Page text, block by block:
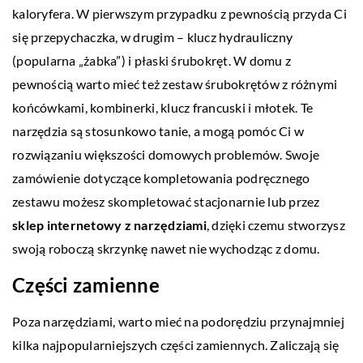
kaloryfera. W pierwszym przypadku z pewnością przyda Ci
się przepychaczka, w drugim – klucz hydrauliczny
(popularna „żabka”) i płaski śrubokręt. W domu z
pewnością warto mieć też zestaw śrubokrętów z różnymi
końcówkami, kombinerki, klucz francuski i młotek. Te
narzędzia są stosunkowo tanie, a mogą pomóc Ci w
rozwiązaniu większości domowych problemów. Swoje
zamówienie dotyczące kompletowania podręcznego
zestawu możesz skompletować stacjonarnie lub przez
sklep internetowy z narzędziami, dzięki czemu stworzysz
swoją roboczą skrzynkę nawet nie wychodząc z domu.
Części zamienne
Poza narzędziami, warto mieć na podorędziu przynajmniej
kilka najpopularniejszych części zamiennych. Zaliczają się